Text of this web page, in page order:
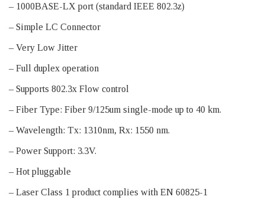
– 1000BASE-LX port (standard IEEE 802.3z)
– Simple LC Connector
– Very Low Jitter
– Full duplex operation
– Supports 802.3x Flow control
– Fiber Type: Fiber 9/125um single-mode up to 40 km.
– Wavelength: Tx: 1310nm, Rx: 1550 nm.
– Power Support: 3.3V.
– Hot pluggable
– Laser Class 1 product complies with EN 60825-1